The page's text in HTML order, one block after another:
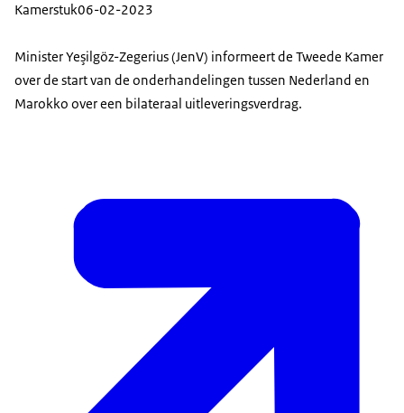
Kamerstuk06-02-2023
Minister Yeşilgöz-Zegerius (JenV) informeert de Tweede Kamer
over de start van de onderhandelingen tussen Nederland en
Marokko over een bilateraal uitleveringsverdrag.